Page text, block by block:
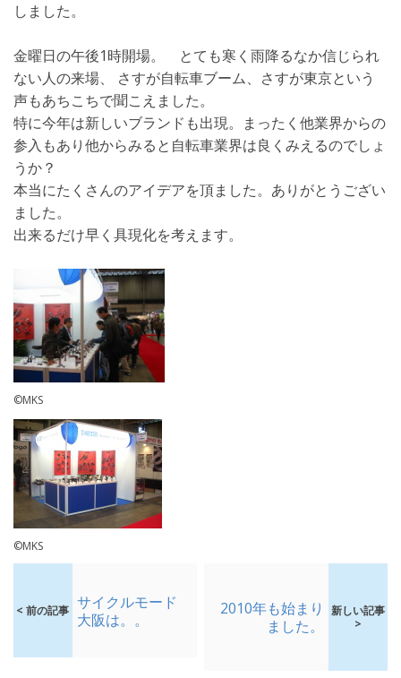
しました。
金曜日の午後1時開場。 とても寒く雨降るなか信じられ
ない人の来場、 さすが自転車ブーム、さすが東京という
声もあちこちで聞こえました。
特に今年は新しいブランドも出現。まったく他業界からの
参入もあり他からみると自転車業界は良くみえるのでしょ
うか？
本当にたくさんのアイデアを頂ました。ありがとうござい
ました。
出来るだけ早く具現化を考えます。
©MKS
©MKS
< 前の記事 サイクルモード
大阪は。。
2010年も始まり
ました。
新しい記事
>